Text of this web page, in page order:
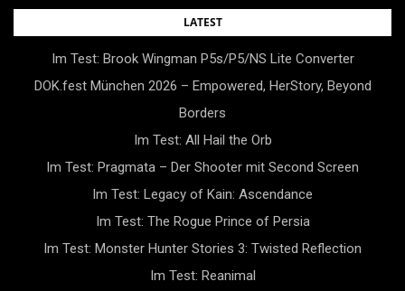
Skip
LATEST
Im Test: Brook Wingman P5s/P5/NS Lite Converter
DOK.fest München 2026 – Empowered, HerStory, Beyond
Borders
Im Test: All Hail the Orb
Im Test: Pragmata – Der Shooter mit Second Screen
Im Test: Legacy of Kain: Ascendance
Im Test: The Rogue Prince of Persia
Im Test: Monster Hunter Stories 3: Twisted Reflection
Im Test: Reanimal